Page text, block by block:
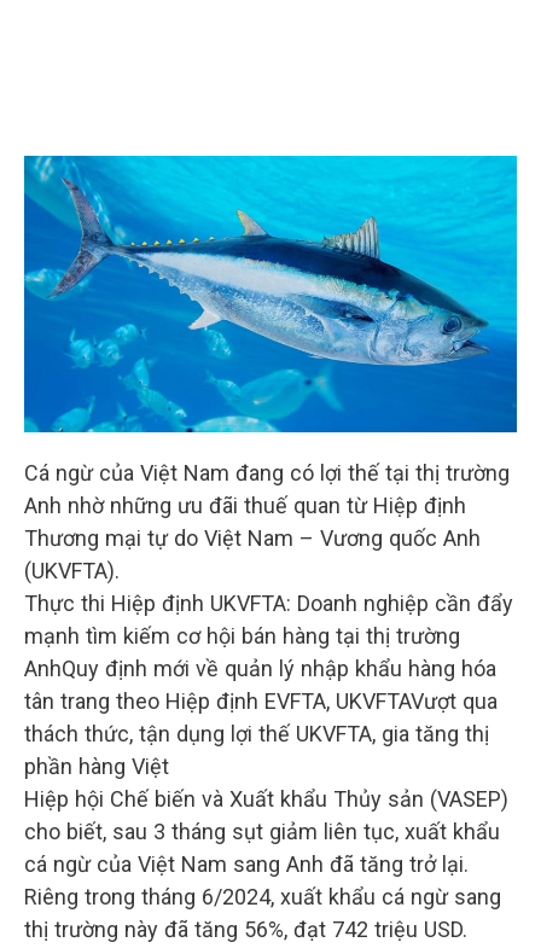
Cá ngừ của Việt Nam đang có lợi thế tại thị trường
Anh nhờ những ưu đãi thuế quan từ Hiệp định
Thương mại tự do Việt Nam – Vương quốc Anh
(UKVFTA).
Thực thi Hiệp định UKVFTA: Doanh nghiệp cần đẩy
mạnh tìm kiếm cơ hội bán hàng tại thị trường
AnhQuy định mới về quản lý nhập khẩu hàng hóa
tân trang theo Hiệp định EVFTA, UKVFTAVượt qua
thách thức, tận dụng lợi thế UKVFTA, gia tăng thị
phần hàng Việt
Hiệp hội Chế biến và Xuất khẩu Thủy sản (VASEP)
cho biết, sau 3 tháng sụt giảm liên tục, xuất khẩu
cá ngừ của Việt Nam sang Anh đã tăng trở lại.
Riêng trong tháng 6/2024, xuất khẩu cá ngừ sang
thị trường này đã tăng 56%, đạt 742 triệu USD.